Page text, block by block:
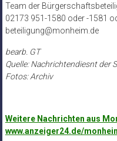
Team der
02173 951-1580 oder -1581
beteiligung@monheim.de
bearb. GT
Quelle: Nachrichtendiesnt der
Fotos: Archiv
Weitere Nachrichten aus
www.anzeiger24.de/